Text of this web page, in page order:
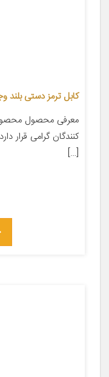
کابل ترمز دستی بلند وجودی مدل 31111
معرفی محصول
کنندگان گرامی قرار
[…]